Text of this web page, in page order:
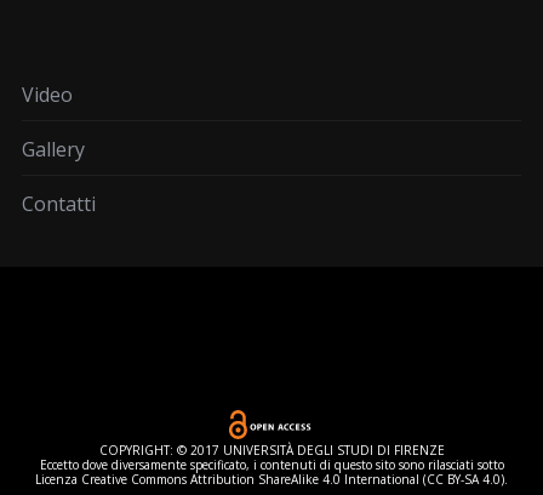
Video
Gallery
Contatti
COPYRIGHT: © 2017 UNIVERSITÀ DEGLI STUDI DI FIRENZE
Eccetto dove diversamente specificato, i contenuti di questo sito sono rilasciati sotto
Licenza Creative Commons Attribution ShareAlike 4.0 International (CC BY-SA 4.0).